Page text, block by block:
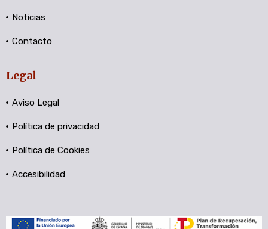
Noticias
Contacto
Legal
Aviso Legal
Política de privacidad
Política de Cookies
Accesibilidad